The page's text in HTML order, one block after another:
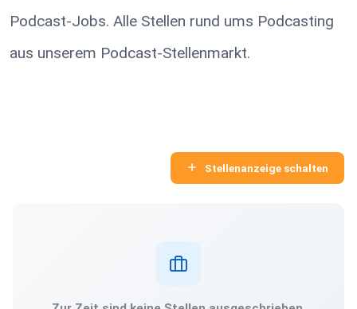
Podcast-Jobs. Alle Stellen rund ums Podcasting
aus unserem Podcast-Stellenmarkt.
Stellenanzeige schalten